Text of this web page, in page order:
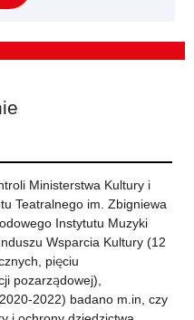
Ministerstwa Kultury i
Teatralnego im. Zbigniewa
Instytutu Muzyki
Wsparcia Kultury (12
pięciu
pozarządowej),
2022) badano m.in, czy